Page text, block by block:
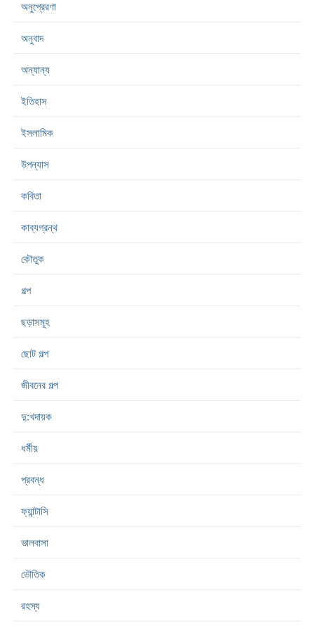
অনুপ্রেরণা
অনুবাদ
অন্যান্য
ইতিহাস
ইসলামিক
উপন্যাস
কবিতা
কাব্যগ্রন্থ
কৌতুক
গল্প
ছড়াসমূহ
ছোট গল্প
জীবনের গল্প
দু:খদায়ক
ধর্মীয়
প্রবন্ধ
ফ্যান্টাসি
ভালবাসা
ভৌতিক
রহস্য